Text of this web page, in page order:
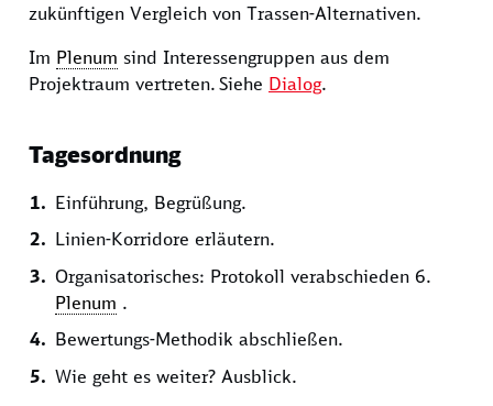
zukünftigen Vergleich von Trassen-Alternativen.
Im Plenum sind Interessengruppen aus dem
Projektraum vertreten. Siehe Dialog.
Tagesordnung
Einführung, Begrüßung.
Linien-Korridore erläutern.
Organisatorisches: Protokoll verabschieden 6.
Plenum .
Bewertungs-Methodik abschließen.
Wie geht es weiter? Ausblick.